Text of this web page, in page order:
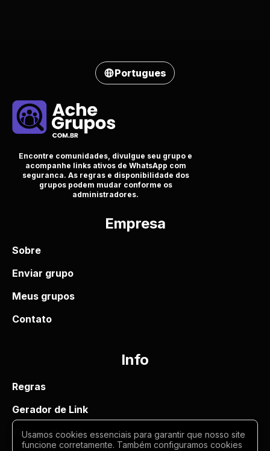
Portugues
Encontre comunidades, divulgue seu grupo e
acompanhe links ativos de WhatsApp com
seguranca. As regras e disponibilidade dos
grupos podem mudar conforme os
administradores.
Empresa
Sobre
Enviar grupo
Meus grupos
Contato
Info
Regras
Gerador de Link
Termos de uso
Usamos cookies essenciais para garantir que nosso site
funcione corretamente. Também configuramos cookies